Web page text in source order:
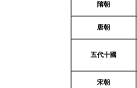
隋朝
唐朝
五代十國
宋朝